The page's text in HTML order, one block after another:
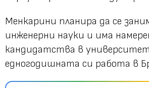
Менкарини планира да се
инженерни науки и има
кандидатства в
едногодишната си работа в